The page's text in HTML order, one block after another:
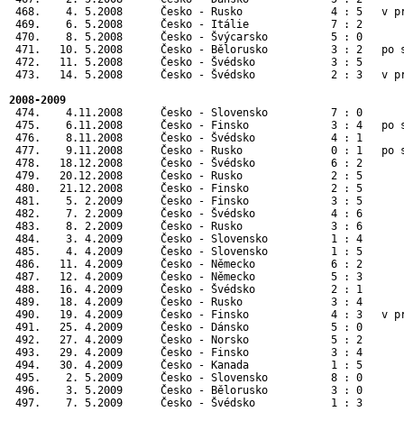
468.    4. 5.2008      Česko - Rusko              4 : 5   v
469.    6. 5.2008      Česko - Itálie
470.    8. 5.2008      Česko - Švýcarsko
471.   10. 5.2008      Česko - Bělorusko          3 : 2
472.   11. 5.2008      Česko - Švédsko
473.   14. 5.2008      Česko - Švédsko            2 : 3
2008-2009
474.    4.11.2008      Česko - Slovensko          7 : 0
475.    6.11.2008      Česko - Finsko             3 : 4   po
476.    8.11.2008      Česko - Švédsko            4 : 1
477.    9.11.2008      Česko - Rusko              0 : 1   po
478.   18.12.2008      Česko - Švédsko            6 : 2
479.   20.12.2008      Česko - Rusko              2 : 5
480.   21.12.2008      Česko - Finsko             2 : 5
481.    5. 2.2009      Česko - Finsko             3 : 5
482.    7. 2.2009      Česko - Švédsko            4 : 6
483.    8. 2.2009      Česko - Rusko              3 : 6
484.    3. 4.2009      Česko - Slovensko          1 : 4
485.    4. 4.2009      Česko - Slovensko          1 : 5
486.   11. 4.2009      Česko - Německo            6 : 2
487.   12. 4.2009      Česko - Německo            5 : 3
488.   16. 4.2009      Česko - Švédsko            2 : 1
489.   18. 4.2009      Česko - Rusko              3 : 4
490.   19. 4.2009      Česko - Finsko             4 : 3   v
491.   25. 4.2009      Česko - Dánsko
492.   27. 4.2009      Česko - Norsko
493.   29. 4.2009      Česko - Finsko
494.   30. 4.2009      Česko - Kanada
495.    2. 5.2009      Česko - Slovensko
496.    3. 5.2009      Česko - Bělorusko
497.    7. 5.2009      Česko - Švédsko